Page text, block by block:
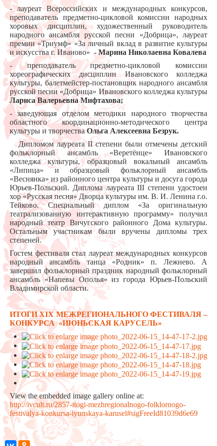
- лауреат Всероссийских и международных конкурсов,
преподаватель предметно-цикловой комиссии народных
хоровых дисциплин, художественный руководитель
народного ансамбля русской песни «Добрица», лауреат
премии «Триумф» «За личный вклад в развитие культуры
и искусства г. Иваново» - Марина Николаевна Ковалева
- преподаватель предметно-цикловой комиссии
хореографических дисциплин Ивановского колледжа
культуры, балетмейстер-постановщик народного ансамбля
русской песни «Добрица» Ивановского колледжа культуры
Лариса Валерьевна Мифтахова;
- заведующая отделом методики народного творчества
областного координационно-методического центра
культуры и творчестваОльга Алексеевна Безрук.
Дипломом лауреата II степени были отмечены детский
фольклорный ансамбль «Веретёнце» Ивановского
колледжа культуры, образцовый вокальный ансамбль
«Липица» и образцовый фольклорный ансамбль
«Веснянка» из районного центра культуры и досуга города
Юрьев-Польский. Диплома лауреата III степени удостоен
хор «Русская песня» Дворца культуры им. В. И. Ленина г.о.
Тейково. Специальный диплом «За оригинальную
театрализованную интерактивную программу» получил
народный театр Вичугского районного Дома культуры.
Остальным участникам были вручены дипломы трех
степеней.
Гостем фестиваля стал лауреат международных конкурсов
народный ансамбль танца «Родник» п. Лежнево. А
завершил фольклорный праздник народный фольклорный
ансамбль «Напевы Ополья» из города Юрьев-Польский
Владимирской области.
ИТОГИXIXМЕЖРЕГИОНАЛЬНОГО ФЕСТИВАЛЯ –
КОНКУРСА «ИЮНЬСКАЯ КАРУСЕЛЬ»
View the embedded image gallery online at:
http://ivcult.ru/2857-itogi-mezhregionalnogo-folklornogo-
festivalya-konkursa-iyunskaya-karusel#sigFreeId81039d6e69